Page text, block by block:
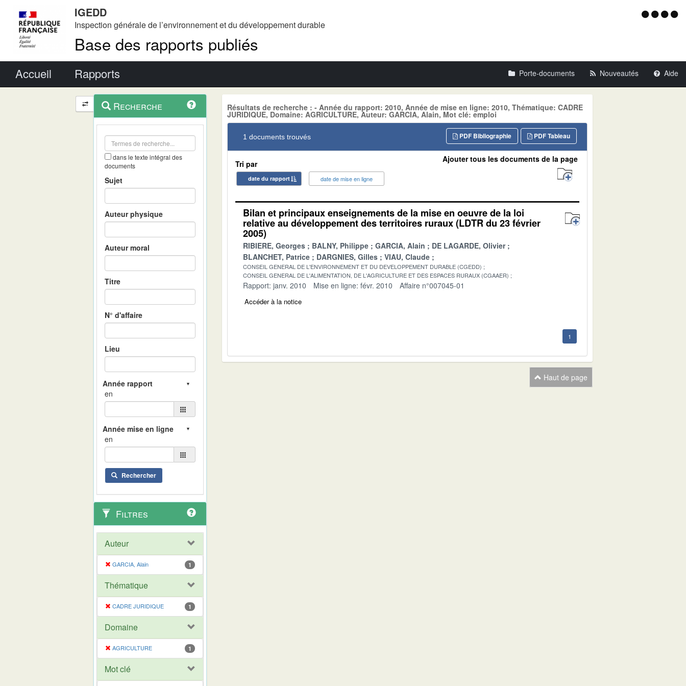
IGEDD
Inspection générale de l’environnement et du développement durable
Base des rapports publiés
Menu
Accueil Rapports Porte-documents Nouveautés Aide
Navigation
et
outils
contextuel
Recherche
dans le texte intégral des
documents
Sujet
Auteur physique
Auteur moral
Titre
N° d'affaire
Lieu
en
en
Rechercher
Filtres
Auteur
GARCIA, Alain 1
Thématique
CADRE JURIDIQUE 1
Domaine
AGRICULTURE 1
Mot clé
Résultats de recherche : - Année du rapport: 2010, Année de mise en ligne: 2010, Thématique: CADRE
JURIDIQUE, Domaine: AGRICULTURE, Auteur: GARCIA, Alain, Mot clé: emploi
1 documents trouvés PDF Tableau
PDF Bibliographie
Tri par
date du rapport date de mise en ligne
Ajouter tous les documents de la page
Bilan et principaux enseignements de la mise en oeuvre de la loi
relative au développement des territoires ruraux (LDTR du 23 février
2005)
RIBIERE, Georges BALNY, Philippe GARCIA, Alain
DE LAGARDE, Olivier
BLANCHET, Patrice
DARGNIES, Gilles VIAU, Claude
CONSEIL GENERAL DE L'ENVIRONNEMENT ET DU DEVELOPPEMENT DURABLE (CGEDD)
CONSEIL GENERAL DE L'ALIMENTATION, DE L'AGRICULTURE ET DES ESPACES RURAUX (CGAAER)
Rapport: janv. 2010 Mise en ligne: févr. 2010 Affaire n°007045-01
Accéder à la notice
1
Haut de page